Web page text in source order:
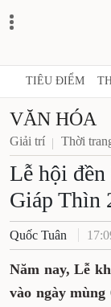
TIÊU ĐIỂM
VĂN HÓA
Giải trí Thời
Lễ hội
Giáp Thìn
Quốc Tuân
Năm nay, Lễ
vào ngày